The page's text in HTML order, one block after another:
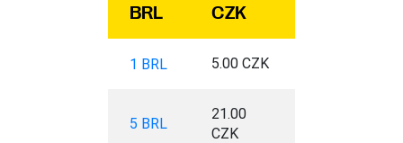
BRL CZK
1 BRL 5.00 CZK
5 BRL
21.00
CZK